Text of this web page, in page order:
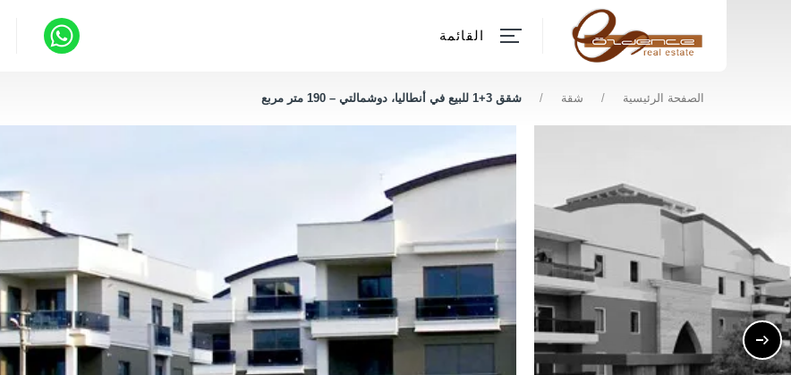
القائمة
الصفحة الرئيسية / شقة / شقق 3+1 للبيع في أنطاليا، دوشمالتي – 190 متر مربع